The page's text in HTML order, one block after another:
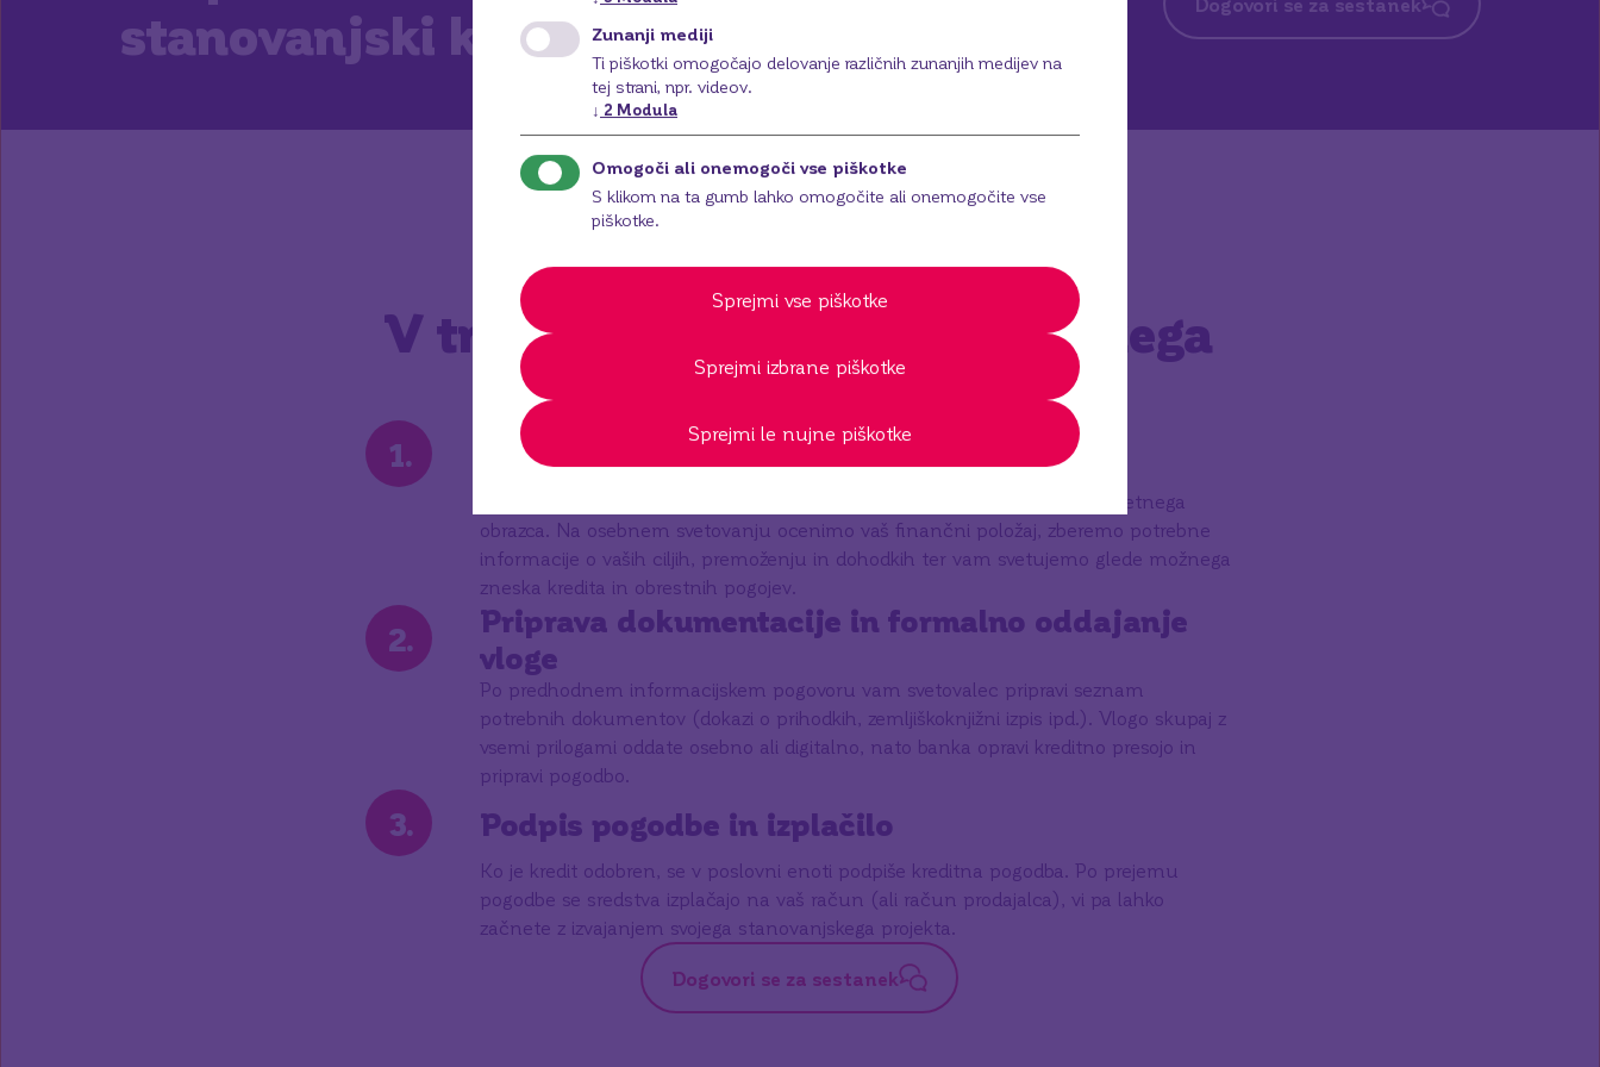
stanovanjski kredit
V treh korakih do stanovanjskega
kredita
1. Stopite v stik z nami
Obiščite najbljižjo poslovno enoto BKS Bank ali nas kontaktirajte prek spletnega
obrazca. Na osebnem svetovanju ocenimo vaš finančni položaj, zberemo potrebne
informacije o vaših ciljih, premoženju in dohodkih ter vam svetujemo glede možnega
zneska kredita in obrestnih pogojev.
2.
Priprava dokumentacije in formalno oddajanje
vloge
Po predhodnem informacijskem pogovoru vam svetovalec pripravi seznam
potrebnih dokumentov (dokazi o prihodkih, zemljiškoknjižni izpis ipd.). Vlogo skupaj z
vsemi prilogami oddate osebno ali digitalno, nato banka opravi kreditno presojo in
pripravi pogodbo.
3. Podpis pogodbe in izplačilo
Ko je kredit odobren, se v poslovni enoti podpiše kreditna pogodba. Po prejemu
pogodbe se sredstva izplačajo na vaš račun (ali račun prodajalca), vi pa lahko
začnete z izvajanjem svojega stanovanjskega projekta.
Dogovori se za sestanek
Zunanji mediji
Ti piškotki omogočajo delovanje različnih zunanjih medijev na
tej strani, npr. videov.
↓ 2 Modula
Omogoči ali onemogoči vse piškotke
S klikom na ta gumb lahko omogočite ali onemogočite vse
piškotke.
Sprejmi le nujne piškotke
Sprejmi izbrane piškotke
Sprejmi vse piškotke